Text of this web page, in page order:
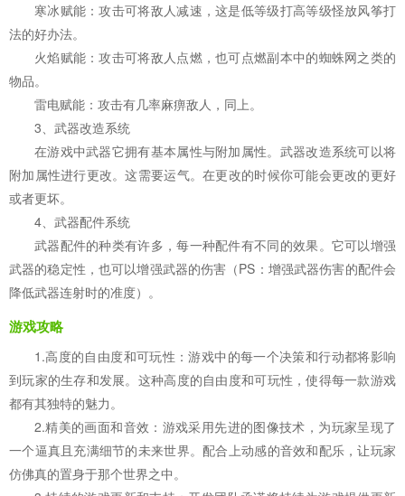
寒冰赋能：攻击可将敌人减速，这是低等级打高等级怪放风筝打
法的好办法。
火焰赋能：攻击可将敌人点燃，也可点燃副本中的蜘蛛网之类的
物品。
雷电赋能：攻击有几率麻痹敌人，同上。
3、武器改造系统
在游戏中武器它拥有基本属性与附加属性。武器改造系统可以将
附加属性进行更改。这需要运气。在更改的时候你可能会更改的更好
或者更坏。
4、武器配件系统
武器配件的种类有许多，每一种配件有不同的效果。它可以增强
武器的稳定性，也可以增强武器的伤害（PS：增强武器伤害的配件会
降低武器连射时的准度）。
游戏攻略
1.高度的自由度和可玩性：游戏中的每一个决策和行动都将影响
到玩家的生存和发展。这种高度的自由度和可玩性，使得每一款游戏
都有其独特的魅力。
2.精美的画面和音效：游戏采用先进的图像技术，为玩家呈现了
一个逼真且充满细节的未来世界。配合上动感的音效和配乐，让玩家
仿佛真的置身于那个世界之中。